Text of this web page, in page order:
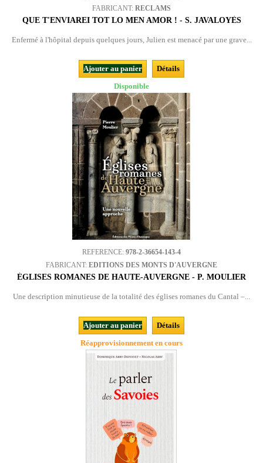
FABRICANT: RECLAMS
QUE T'ENVIAREI TOT LO MEN AMOR ! - S. JAVALOYÈS
Enfermé à l'hôpital depuis quelques jours, Julien est menacé par une grave...
Ajouter au panier
Détails
Disponible
REFERENCE: 978-2-36654-143-4
FABRICANT: EDITIONS DES MONTS D'AUVERGNE
ÉGLISES ROMANES DE HAUTE-AUVERGNE - P. MOULIER
Une description minutieuse de la totalité des églises romanes du Cantal –...
Ajouter au panier
Détails
Réapprovisionnement en cours